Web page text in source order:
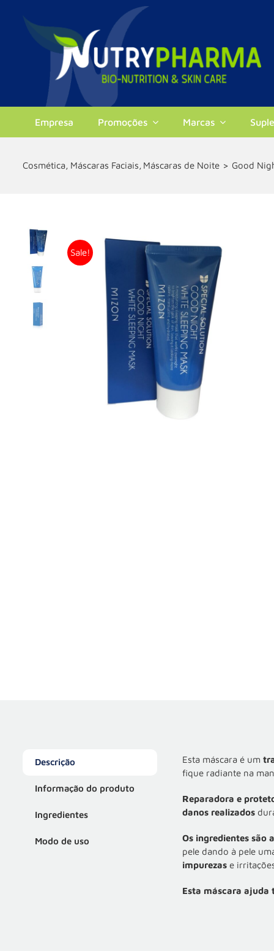
Empresa Promoções Marcas
Cosmética Máscaras Faciais Máscaras de Noite Good
Sale!
Descrição
Informação do produto
Ingredientes
Modo de uso
Esta máscara é um
fique radiante na
Reparadora e
danos realizados
Os ingredientes são
pele dando à pele
impurezase
Esta máscara